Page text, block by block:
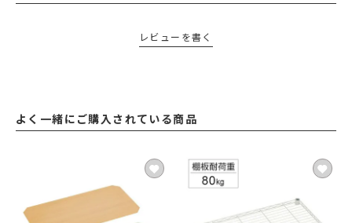
レビューを書く
よく一緒にご購入されている商品